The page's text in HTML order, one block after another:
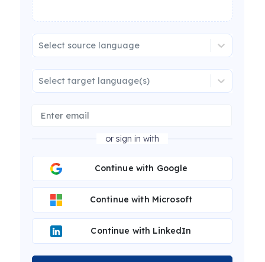
Select source language
Select target language(s)
or sign in with
Continue with Google
Continue with Microsoft
Continue with LinkedIn